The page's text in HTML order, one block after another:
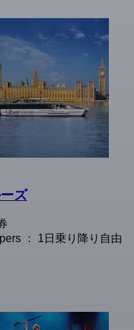
ズ
： 1日乗り降り自由